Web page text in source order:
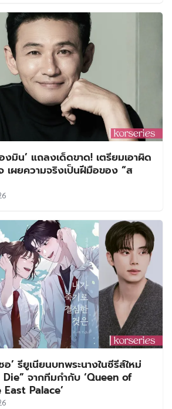
มิน’ แถลงเด็ดขาด! เตรียมเอาผิด
เผยความจริงเป็นฝีมือของ “ส
’ รียูเนียนบทพระนางในซีรีส์ใหม่
จากทีมกำกับ ‘Queen of
East Palace’